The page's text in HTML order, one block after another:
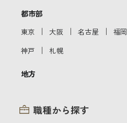
都市部
東京 ｜ 大阪 ｜ 名古屋 ｜ 福岡
神戸 ｜ 札幌
地方
職種から探す